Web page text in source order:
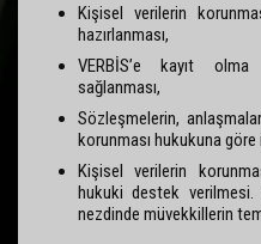
Kişisel verilerin
hazırlanması,
VERBİS’e kayıt
sağlanması,
Sözleşmelerin,
korunması hukukuna göre
Kişisel verilerin
hukuki destek
nezdinde müvekkillerin